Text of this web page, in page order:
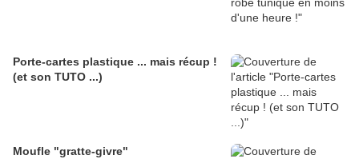
Porte-cartes plastique ... mais récup !
(et son TUTO ...)
Moufle "gratte-givre"